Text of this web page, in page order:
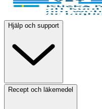
Hjälp och support
Recept och läkemedel